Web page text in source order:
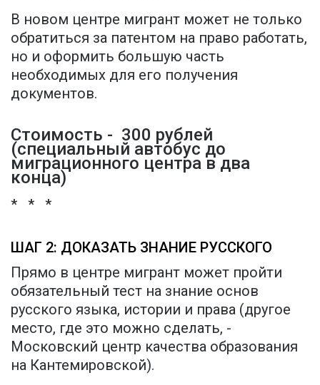
В новом центре мигрант может не только
обратиться за патентом на право работать,
но и оформить большую часть
необходимых для его получения
документов.
Стоимость - 300 рублей
(специальный автобус до
миграционного центра в два
конца)
* * *
ШАГ 2: ДОКАЗАТЬ ЗНАНИЕ РУССКОГО
Прямо в центре мигрант может пройти
обязательный тест на знание основ
русского языка, истории и права (другое
место, где это можно сделать, -
Московский центр качества образования
на Кантемировской).